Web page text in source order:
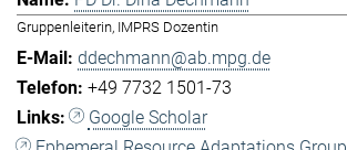
Gruppenleiterin, IMPRS Dozentin
ddechmann@ab.mpg.de
+49 7732 1501-73
Google Scholar